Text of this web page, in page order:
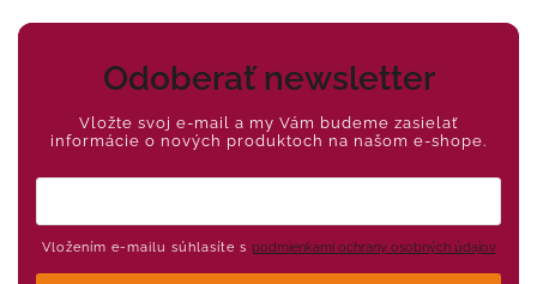
Odoberať newsletter
Vložte svoj e-mail a my Vám budeme zasielať
informácie o nových produktoch na našom e-shope.
Vložením e-mailu súhlasíte s podmienkami ochrany osobných údajov